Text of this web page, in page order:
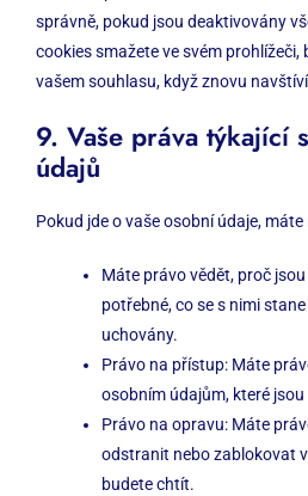
správně, pokud jsou deaktivovány
cookies smažete ve svém
vašem souhlasu, když znovu
9. Vaše práva týkající
údajů
Pokud jde o vaše osobní údaje,
Máte právo vědět, proč
potřebné, co se s nimi
uchovány.
Právo na přístup: Máte
osobním údajům, které
Právo na opravu: Máte
odstranit nebo zablokovat
budete chtít.